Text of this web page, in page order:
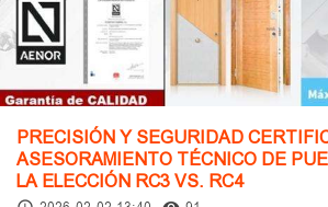
PRECISIÓN Y SEGURIDAD
ASESORAMIENTO TÉCNICO DE
LA ELECCIÓN RC3 VS. RC4